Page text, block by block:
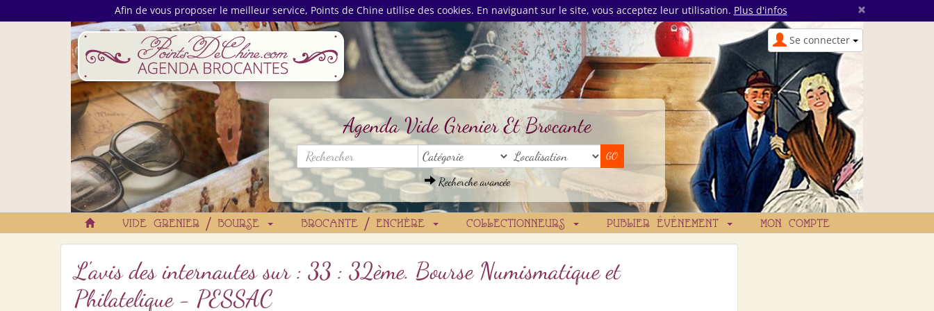
Afin de vous proposer le meilleur service, Points de Chine utilise des cookies. En naviguant sur le site, vous acceptez leur utilisation. Plus d'infos ×
Se connecter
Agenda Vide Grenier Et Brocante
Recherche avancée
VIDE GRENIER / BOURSE BROCANTE / ENCHÈRE COLLECTIONNEURS PUBLIER ÉVÉNEMENT MON COMPTE
L'avis des internautes sur : 33 : 32ème. Bourse Numismatique et
Philatelique - PESSAC